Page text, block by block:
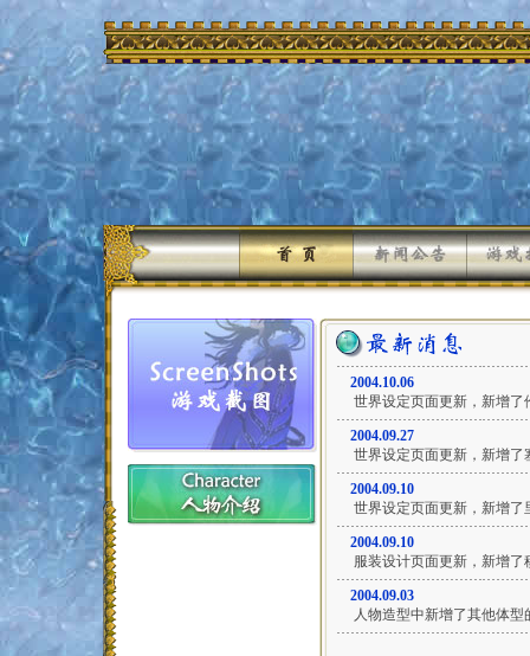
2004.10.06
世界设定页面更新，新增了
2004.09.27
世界设定页面更新，新增了
2004.09.10
世界设定页面更新，新增了
2004.09.10
服装设计页面更新，新增了
2004.09.03
人物造型中新增了其他体型